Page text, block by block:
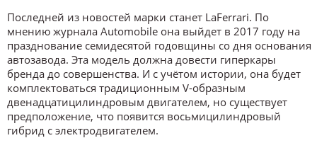
Последней из новостей марки станет LaFerrari. По
мнению журнала Automobile она выйдет в 2017 году на
празднование семидесятой годовщины со дня основания
автозавода. Эта модель должна довести гиперкары
бренда до совершенства. И с учётом истории, она будет
комплектоваться традиционным V-образным
двенадцатицилиндровым двигателем, но существует
предположение, что появится восьмицилиндровый
гибрид с электродвигателем.